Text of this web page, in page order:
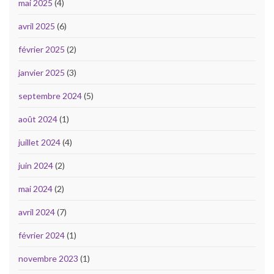
mai 2025 (4)
avril 2025 (6)
février 2025 (2)
janvier 2025 (3)
septembre 2024(5)
août 2024(1)
juillet 2024(4)
juin 2024(2)
mai 2024(2)
avril 2024(7)
février 2024(1)
novembre 2023 (1)